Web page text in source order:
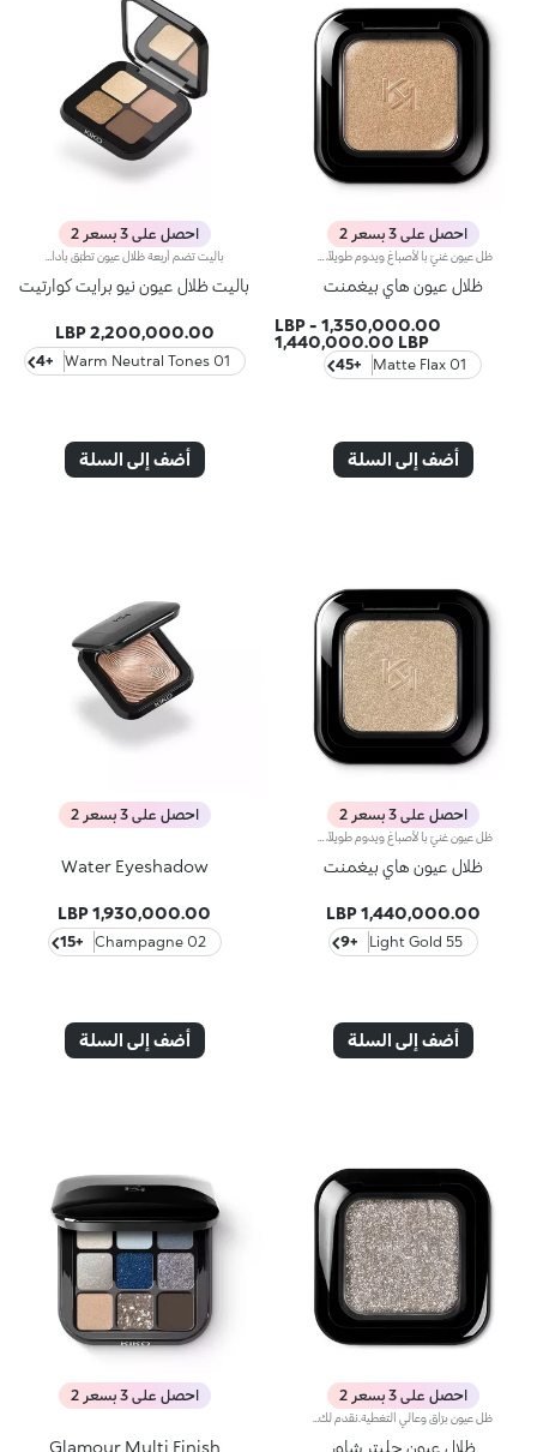
احصل على 3 بسعر 2
ظلال عيون هاي بيغمنت
1,350,000.00 LBP
-
1,440,000.00 LBP
01 Matte Flax
+45
أضف إلى السلة
احصل على 3 بسعر 2
باليت ظلال عيون نيو برايت كوارتيت
2,200,000.00 LBP
01 Warm Neutral Tones
+4
أضف إلى السلة
احصل على 3 بسعر 2
ظلال عيون هاي بيغمنت
1,440,000.00 LBP
55 Light Gold
+9
أضف إلى السلة
احصل على 3 بسعر 2
Water Eyeshadow
1,930,000.00 LBP
02 Champagne
+15
أضف إلى السلة
احصل على 3 بسعر 2
ظلال عيون جليتر شاور
احصل على 3 بسعر 2
Glamour Multi Finish